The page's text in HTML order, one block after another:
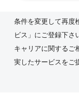
条件を変更して再度
ビス」にご登録下さ
キャリアに関するご
実したサービスをご